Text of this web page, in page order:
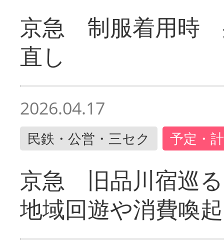
京急 制服着用時
直し
2026.04.17
民鉄・公営・三セク 予定・
京急 旧品川宿巡
地域回遊や消費喚起